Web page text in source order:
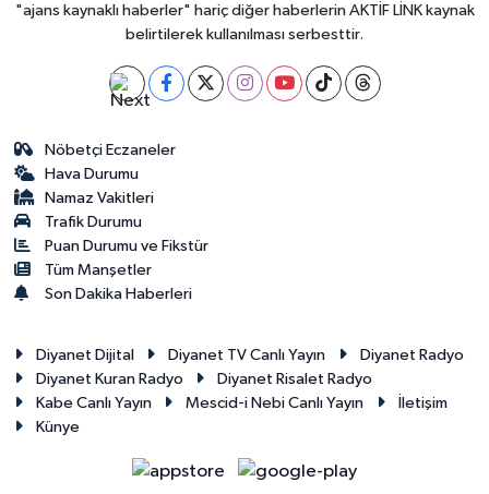
"ajans kaynaklı haberler" hariç diğer haberlerin AKTİF LİNK kaynak
belirtilerek kullanılması serbesttir.
Nöbetçi Eczaneler
Hava Durumu
Namaz Vakitleri
Trafik Durumu
Puan Durumu ve Fikstür
Tüm Manşetler
Son Dakika Haberleri
Diyanet Dijital Diyanet TV Canlı Yayın
Diyanet Radyo
Diyanet Kuran Radyo
Diyanet Risalet Radyo
Kabe Canlı Yayın
Mescid-i Nebi Canlı Yayın
İletişim
Künye